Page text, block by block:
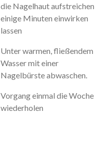
die Nagelhaut aufstreichen
einige Minuten einwirken
lassen
Unter warmen, fließendem
Wasser mit einer
Nagelbürste abwaschen.
Vorgang einmal die Woche
wiederholen